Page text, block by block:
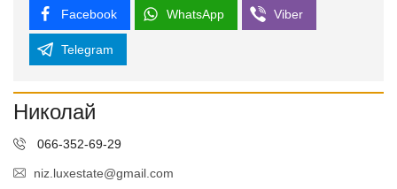
Facebook WhatsApp Viber
Telegram
Николай
066-352-69-29
niz.luxestate@gmail.com